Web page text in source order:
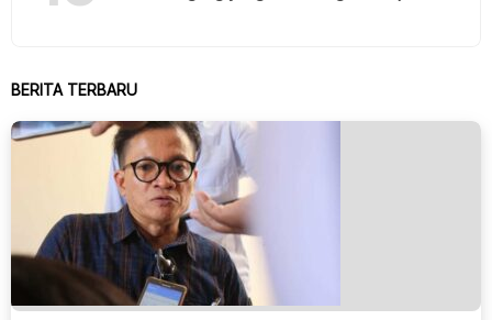
BERITA TERBARU